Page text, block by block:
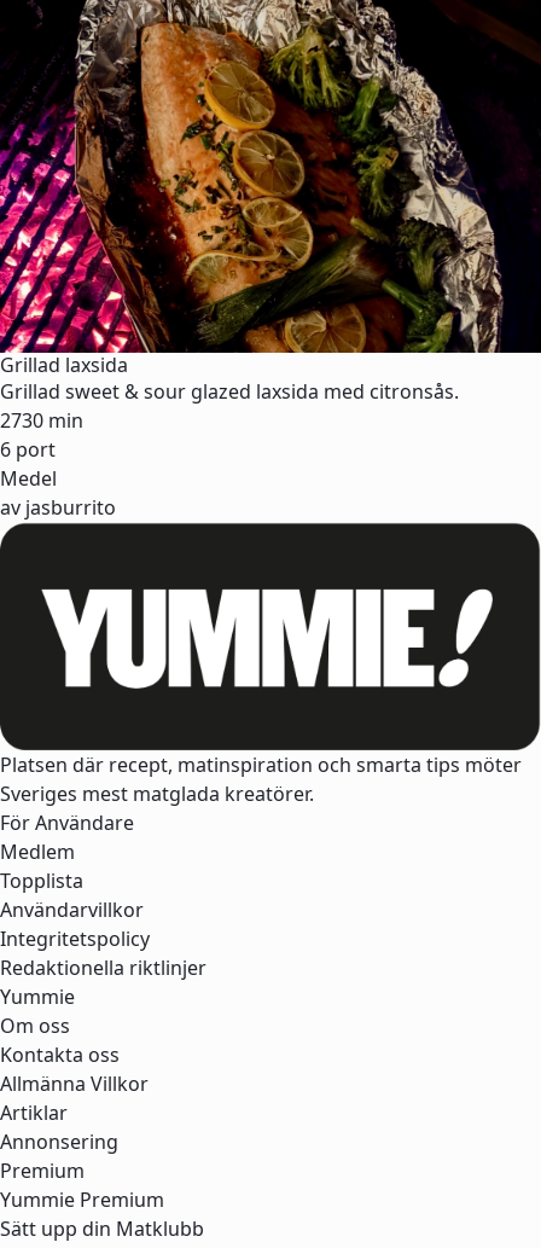
Grillad laxsida
Grillad sweet & sour glazed laxsida med citronsås.
2730 min
6 port
Medel
av jasburrito
Platsen där recept, matinspiration och smarta tips möter
Sveriges mest matglada kreatörer.
För Användare
Medlem
Topplista
Användarvillkor
Integritetspolicy
Redaktionella riktlinjer
Yummie
Om oss
Kontakta oss
Allmänna Villkor
Artiklar
Annonsering
Premium
Yummie Premium
Sätt upp din Matklubb